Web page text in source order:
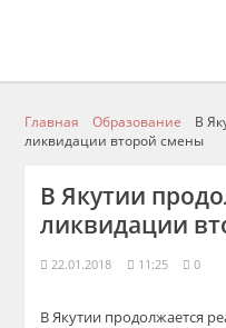
Главная Образование
В
ликвидации второй смены
В Якутии
ликвидации
22.01.2018 11:25 0
В Якутии продолжается